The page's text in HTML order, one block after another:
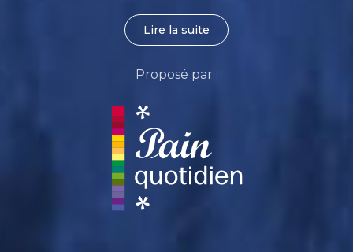
Lire la suite
Proposé par :